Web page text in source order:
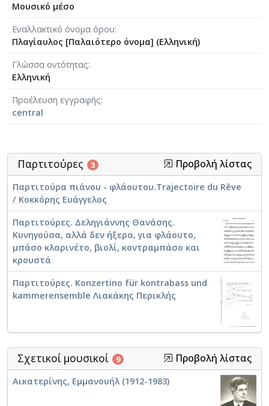
Μουσικό μέσο
Εναλλακτικό όνομα όρου
Πλαγίαυλος [Παλαιότερο όνομα] (Ελληνική)
Γλώσσα οντότητας
Ελληνική
Προέλευση εγγραφής
central
Παρτιτούρες 3 Προβολή λίστας
Παρτιτούρα πιάνου - φλάουτου.Trajectoire du Rêve
/ Κοκκόρης Ευάγγελος
Παρτιτούρες. Δεληγιάννης Θανάσης.
Κυνηγούσα, αλλά δεν ήξερα, για φλάουτο,
μπάσο κλαρινέτο, βιολί, κοντραμπάσο και
κρουστά
Παρτιτούρες. Konzertino für kontrabass und
kammerensemble Λιακάκης Περικλής
Σχετικοί μουσικοί 9 Προβολή λίστας
Αικατερίνης, Εμμανουήλ (1912-1983)